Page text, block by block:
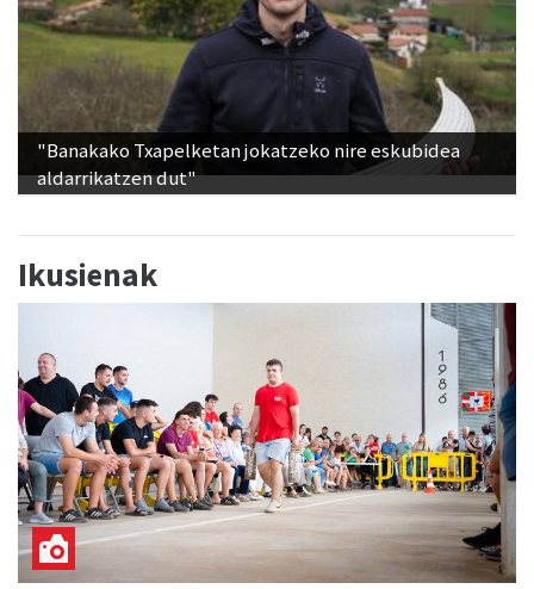
"Banakako Txapelketan jokatzeko nire eskubidea
aldarrikatzen dut"
Ikusienak